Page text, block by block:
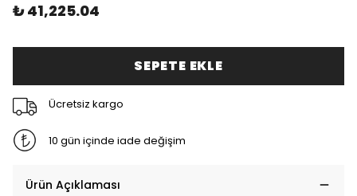
₺ 41,225.04
SEPETE EKLE
Ücretsiz kargo
10 gün içinde iade değişim
Ürün Açıklaması